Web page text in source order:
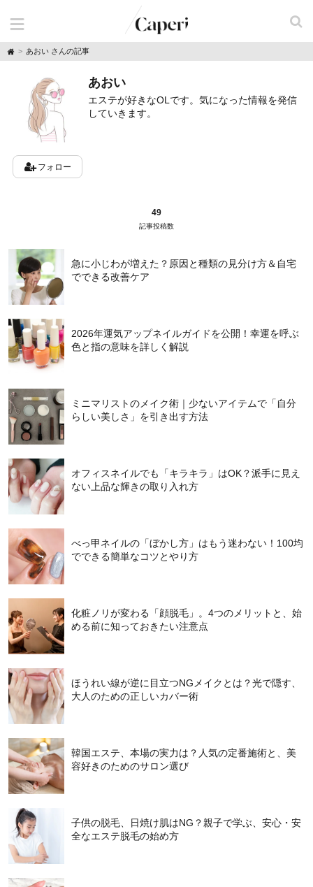
H
o
あおい さんの記事
フォロー
あおい
エステが好きなOLです。気になった情報を発信
していきます。
49
記事投稿数
急に小じわが増えた？原因と種類の見分け方＆自宅
でできる改善ケア
2026年運気アップネイルガイドを公開！幸運を呼ぶ
色と指の意味を詳しく解説
ミニマリストのメイク術｜少ないアイテムで「自分
らしい美しさ」を引き出す方法
オフィスネイルでも「キラキラ」はOK？派手に見え
ない上品な輝きの取り入れ方
べっ甲ネイルの「ぼかし方」はもう迷わない！100均
でできる簡単なコツとやり方
化粧ノリが変わる「顔脱毛」。4つのメリットと、始
める前に知っておきたい注意点
ほうれい線が逆に目立つNGメイクとは？光で隠す、
大人のための正しいカバー術
韓国エステ、本場の実力は？人気の定番施術と、美
容好きのためのサロン選び
子供の脱毛、日焼け肌はNG？親子で学ぶ、安心・安
全なエステ脱毛の始め方